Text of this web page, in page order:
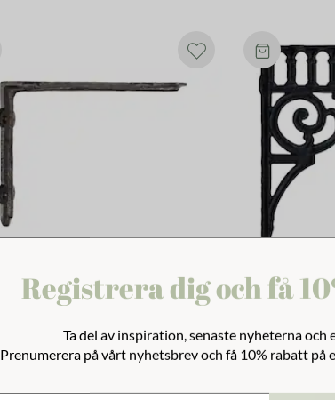
Enkel Antik Brun Stor Konsol
Registrera dig och få
Ta del av inspiration, senaste nyheterna och
Prenumerera på vårt nyhetsbrev och få 10% rabatt på